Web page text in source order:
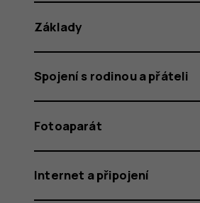
Základy
Spojení s rodinou a přáteli
Fotoaparát
Internet a připojení